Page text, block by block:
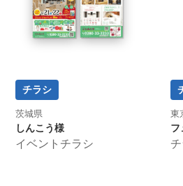
チラシ
茨城県
しんこう様
イベントチラシ
東
フ